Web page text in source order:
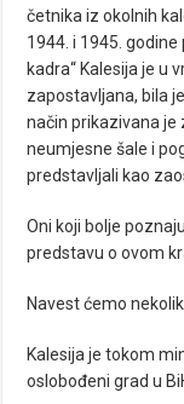
četnika iz okolnih
1944. i 1945.
kadra“ Kalesija je u
zapostavljana, bila
način prikazivana je
neumjesne šale i
predstavljali kao
Oni koji bolje
predstavu o ovom
Navest ćemo
Kalesija je tokom
oslobođeni grad u